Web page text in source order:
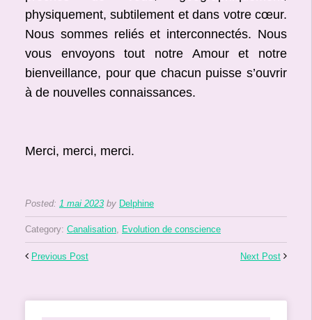
physiquement, subtilement et dans votre cœur.
Nous sommes reliés et interconnectés. Nous
vous envoyons tout notre Amour et notre
bienveillance, pour que chacun puisse s’ouvrir
à de nouvelles connaissances.
Merci, merci, merci.
Posted: 1 mai 2023 by Delphine
Category: Canalisation, Evolution de conscience
Previous Post Next Post